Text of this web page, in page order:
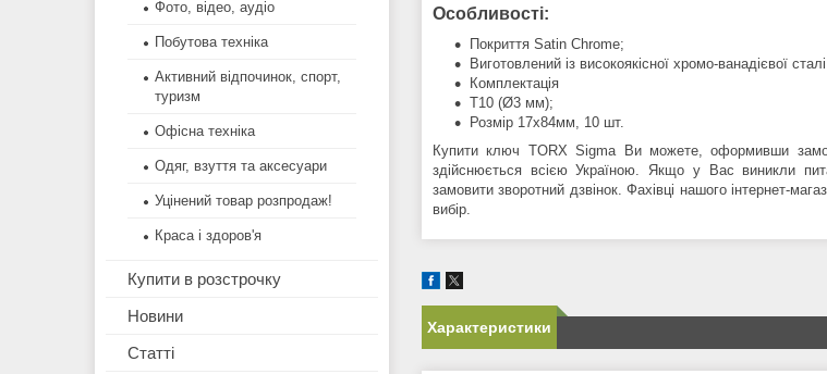
Особливості:
Покриття Satin Chrome;
Виготовлений із високоякісної хромо-ванадієвої
Комплектація
Т10 (Ø3 мм);
Розмір 17х84мм, 10 шт.
Купити ключ TORX Sigma Ви можете, оформивши
здійснюється всією Україною. Якщо у Вас виникли
замовити зворотний дзвінок. Фахівці нашого інтернет-
вибір.
Характеристики
Фото, відео, аудіо
Побутова техніка
Активний відпочинок, спорт,
туризм
Офісна техніка
Одяг, взуття та аксесуари
Уцінений товар розпродаж!
Краса і здоров'я
Купити в розстрочку
Новини
Статті